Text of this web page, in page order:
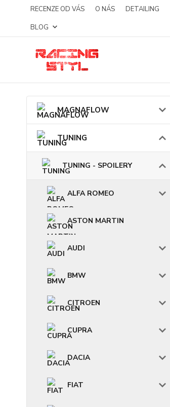
RECENZE OD VÁS O NÁS DETAILING
BLOG
MAGNAFLOW
TUNING
TUNING - SPOILERY
ALFA ROMEO
ASTON MARTIN
AUDI
BMW
CITROEN
CUPRA
DACIA
FIAT